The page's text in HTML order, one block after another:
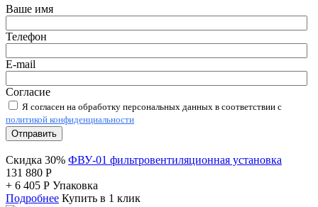
Ваше имя
Телефон
E-mail
Согласие
Я согласен на обработку персональных данных в соответствии с
политикой конфиденциальности
Отправить
Скидка 30% ФВУ-01 фильтровентиляционная установка
131 880 Р
+ 6 405 Р Упаковка
Подробнее Купить в 1 клик